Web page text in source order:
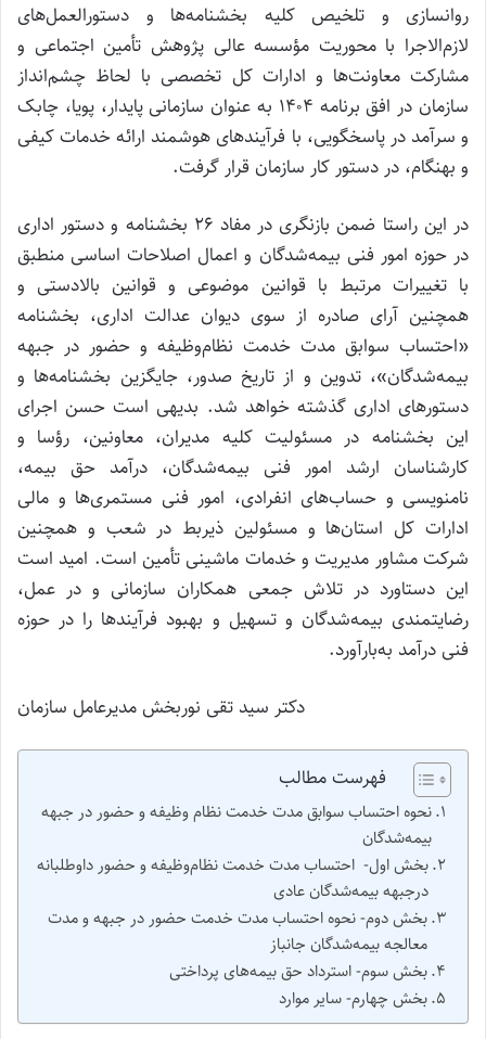
روانسازی و تلخیص کلیه بخشنامه‌ها و دستورالعمل‌های
لازم‌الاجرا با محوریت مؤسسه عالی پژوهش تأمین اجتماعی و
مشارکت معاونت‌ها و ادارات کل تخصصی با لحاظ چشم‌انداز
سازمان در افق برنامه ۱۴۰۴ به عنوان سازمانی پایدار، پویا، چابک
و سرآمد در پاسخگویی، با فرآیندهای هوشمند ارائه خدمات کیفی
و بهنگام، در دستور کار سازمان قرار گرفت.
در این راستا ضمن بازنگری در مفاد ۲۶ بخشنامه و دستور اداری
در حوزه امور فنی بیمه‌شدگان و اعمال اصلاحات اساسی منطبق
با تغییرات مرتبط با قوانین موضوعی و قوانین بالادستی و
همچنین آرای صادره از سوی دیوان عدالت اداری، بخشنامه
«احتساب سوابق مدت خدمت نظام‌وظیفه و حضور در جبهه
بیمه‌شدگان»، تدوین و از تاریخ صدور، جایگزین بخشنامه‌ها و
دستورهای اداری گذشته خواهد شد. بدیهی است حسن اجرای
این بخشنامه در مسئولیت کلیه مدیران، معاونین، رؤسا و
کارشناسان ارشد امور فنی بیمه‌شدگان، درآمد حق بیمه،
نامنویسی و حساب‌های انفرادی، امور فنی مستمری‌ها و مالی
ادارات کل استان‌ها و مسئولین ذیربط در شعب و همچنین
شرکت مشاور مدیریت و خدمات ماشینی تأمین است. امید است
این دستاورد در تلاش جمعی همکاران سازمانی و در عمل،
رضایتمندی بیمه‌شدگان و تسهیل و بهبود فرآیندها را در حوزه
فنی درآمد به‌بارآورد.
دکتر سید تقی نوربخش مدیرعامل سازمان
فهرست مطالب
نحوه احتساب سوابق مدت خدمت نظام ‌وظیفه و حضور در جبهه
بیمه‌شدگان
بخش اول- احتساب مدت خدمت نظام‌وظیفه و حضور داوطلبانه
درجبهه بیمه‌شدگان عادی
بخش دوم- نحوه احتساب مدت خدمت حضور در جبهه و مدت
معالجه بیمه‌شدگان جانباز
بخش سوم- استرداد حق بیمه‌های پرداختی
بخش چهارم- سایر موارد